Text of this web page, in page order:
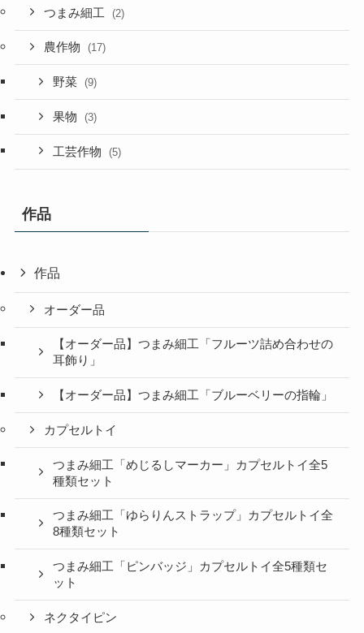
つまみ細工 (2)
農作物 (17)
野菜 (9)
果物 (3)
工芸作物 (5)
作品
作品
オーダー品
【オーダー品】つまみ細工「フルーツ詰め合わせの
耳飾り」
【オーダー品】つまみ細工「ブルーベリーの指輪」
カプセルトイ
つまみ細工「めじるしマーカー」カプセルトイ全5
種類セット
つまみ細工「ゆらりんストラップ」カプセルトイ全
8種類セット
つまみ細工「ピンバッジ」カプセルトイ全5種類セ
ット
ネクタイピン